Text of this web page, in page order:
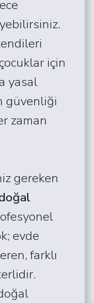
için
yasal
güvenliği
zaman
gereken
evde
farklı